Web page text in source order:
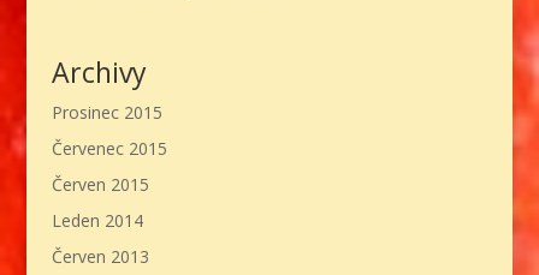
Archivy
Prosinec 2015
Červenec 2015
Červen 2015
Leden 2014
Červen 2013